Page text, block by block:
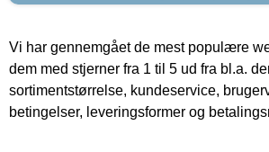
Vi har gennemgået de mest populære
dem med stjerner fra 1 til 5 ud fra bl.a.
sortimentstørrelse, kundeservice,
betingelser, leveringsformer og